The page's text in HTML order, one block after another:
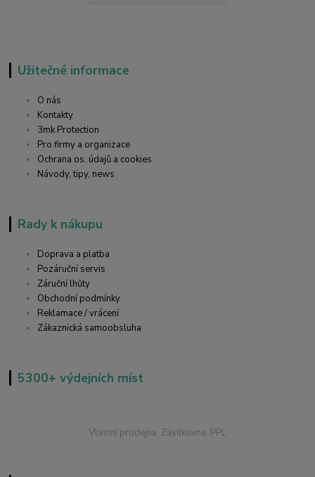
Užitečné informace
O nás
Kontakty
3mk Protection
Pro firmy a organizace
Ochrana os. údajů a cookies
Návody, tipy, news
Rady k nákupu
Doprava a platba
Pozáruční servis
Záruční lhůty
Obchodní podmínky
Reklamace / vrácení
Zákaznická samoobsluha
5300+ výdejních míst
Vlastní prodejna, Zásilkovna, PPL